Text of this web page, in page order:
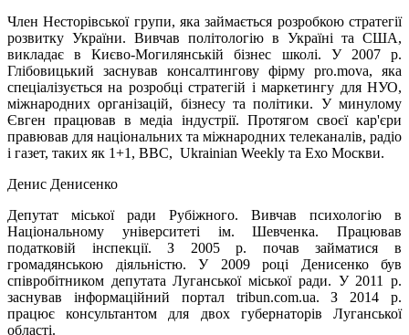
Член Несторівської групи, яка займається розробкою стратегії
розвитку України. Вивчав політологію в Україні та США,
викладає в Києво-Могилянській бізнес школі. У 2007 р.
Глібовицький заснував консалтингову фірму pro.mova, яка
спеціалізується на розробці стратегій і маркетингу для НУО,
міжнародних організацій, бізнесу та політики. У минулому
Євген працював в медіа індустрії. Протягом своєї кар'єри
правював для національних та міжнародних телеканалів, радіо
і газет, таких як 1+1, BBC, Ukrainian Weekly та Ехо Москви.
Денис Денисенко
Депутат міської ради Рубіжного. Вивчав психологію в
Національному університеті ім. Шевченка. Працював
податковій інспекції. З 2005 р. почав займатися в
громадянською діяльністю. У 2009 році Денисенко був
співробітником депутата Луганської міської ради. У 2011 р.
заснував інформаційний портал tribun.com.ua. З 2014 р.
працює консультантом для двох губернаторів Луганської
області.